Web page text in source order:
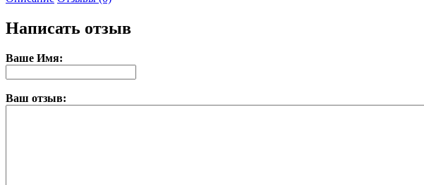
Написать отзыв
Ваше Имя:
Ваш отзыв: